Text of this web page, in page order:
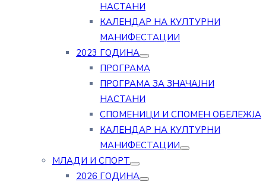
НАСТАНИ
КАЛЕНДАР НА КУЛТУРНИ
МАНИФЕСТАЦИИ
2023 ГОДИНА
ПРОГРАМА
ПРОГРАМА ЗА ЗНАЧАЈНИ
НАСТАНИ
СПОМЕНИЦИ И СПОМЕН ОБЕЛЕЖЈА
КАЛЕНДАР НА КУЛТУРНИ
МАНИФЕСТАЦИИ
МЛАДИ И СПОРТ
2026 ГОДИНА